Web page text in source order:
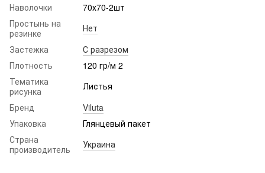
Наволочки
70х70-2шт
Простынь на
резинке
Нет
Застежка
С разрезом
Плотность
120 гр/м 2
Тематика
рисунка
Листья
Бренд
Viluta
Упаковка
Глянцевый пакет
Страна
производитель
Украина